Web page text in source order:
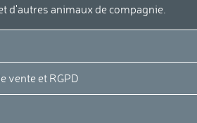
d'autres animaux de compagnie.
vente et RGPD